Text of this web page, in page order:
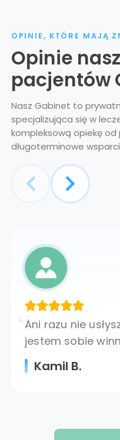
OPINIE, KTÓRE MAJĄ
Opinie
pacjentów
Nasz Gabinet to
specjalizująca się w
kompleksową opiekę
długoterminowe
Ani razu nie
jestem sobie
Kamil B.